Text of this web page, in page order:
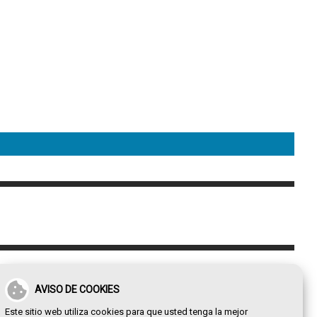
AVISO DE COOKIES
Este sitio web utiliza cookies para que usted tenga la mejor